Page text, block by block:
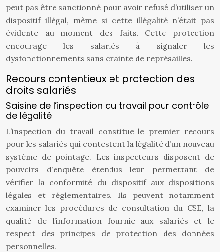
peut pas être sanctionné pour avoir refusé d’utiliser un
dispositif illégal, même si cette illégalité n’était pas
évidente au moment des faits. Cette protection
encourage les salariés à signaler les
dysfonctionnements sans crainte de représailles.
Recours contentieux et protection des
droits salariés
Saisine de l’inspection du travail pour contrôle
de légalité
L’inspection du travail constitue le premier recours
pour les salariés qui contestent la légalité d’un nouveau
système de pointage. Les inspecteurs disposent de
pouvoirs d’enquête étendus leur permettant de
vérifier la conformité du dispositif aux dispositions
légales et réglementaires. Ils peuvent notamment
examiner les procédures de consultation du CSE, la
qualité de l’information fournie aux salariés et le
respect des principes de protection des données
personnelles.